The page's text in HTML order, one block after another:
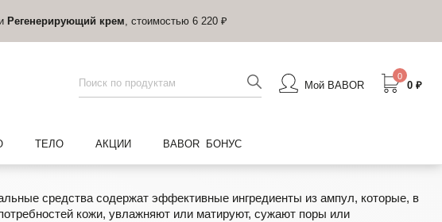
Регенерирующий крем , стоимостью 6 220 ₽
Мой BABOR
0
0 ₽
ТЕЛО АКЦИИ BABOR БОНУС
средства содержат эффективные ингредиенты из ампул, которые, в
кожи, увлажняют или матируют, сужают поры или